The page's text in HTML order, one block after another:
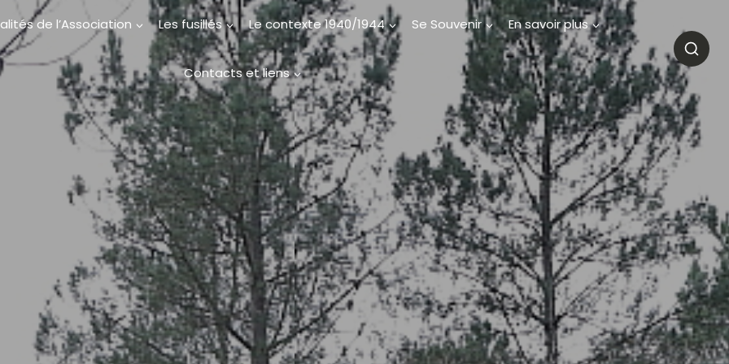
de l’Association Les fusillés Le contexte 1940/1944 Se Souvenir En savoir plus
Contacts et liens